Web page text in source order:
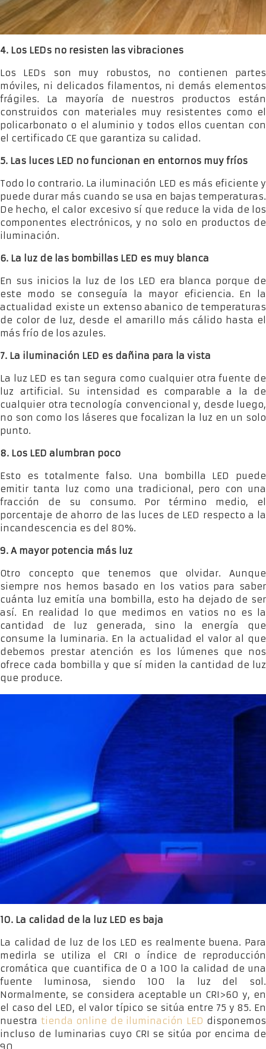
4. Los LEDs no resisten las vibraciones
Los LEDs son muy robustos, no contienen partes
móviles, ni delicados filamentos, ni demás elementos
frágiles. La mayoría de nuestros productos están
construidos con materiales muy resistentes como el
policarbonato o el aluminio y todos ellos cuentan con
el certificado CE que garantiza su calidad.
5. Las luces LED no funcionan en entornos muy fríos
Todo lo contrario. La iluminación LED es más eficiente y
puede durar más cuando se usa en bajas temperaturas.
De hecho, el calor excesivo sí que reduce la vida de los
componentes electrónicos, y no solo en productos de
iluminación.
6. La luz de las bombillas LED es muy blanca
En sus inicios la luz de los LED era blanca porque de
este modo se conseguía la mayor eficiencia. En la
actualidad existe un extenso abanico de temperaturas
de color de luz, desde el amarillo más cálido hasta el
más frío de los azules.
7. La iluminación LED es dañina para la vista
La luz LED es tan segura como cualquier otra fuente de
luz artificial. Su intensidad es comparable a la de
cualquier otra tecnología convencional y, desde luego,
no son como los láseres que focalizan la luz en un solo
punto.
8. Los LED alumbran poco
Esto es totalmente falso. Una bombilla LED puede
emitir tanta luz como una tradicional, pero con una
fracción de su consumo. Por término medio, el
porcentaje de ahorro de las luces de LED respecto a la
incandescencia es del 80%.
9. A mayor potencia más luz
Otro concepto que tenemos que olvidar. Aunque
siempre nos hemos basado en los vatios para saber
cuánta luz emitía una bombilla, esto ha dejado de ser
así. En realidad lo que medimos en vatios no es la
cantidad de luz generada, sino la energía que
consume la luminaria. En la actualidad el valor al que
debemos prestar atención es los lúmenes que nos
ofrece cada bombilla y que sí miden la cantidad de luz
que produce.
10. La calidad de la luz LED es baja
La calidad de luz de los LED es realmente buena. Para
medirla se utiliza el CRI o índice de reproducción
cromática que cuantifica de 0 a 100 la calidad de una
fuente luminosa, siendo 100 la luz del sol.
Normalmente, se considera aceptable un CRI>60 y, en
el caso del LED, el valor típico se sitúa entre 75 y 85. En
nuestra tienda online de iluminación LED disponemos
incluso de luminarias cuyo CRI se sitúa por encima de